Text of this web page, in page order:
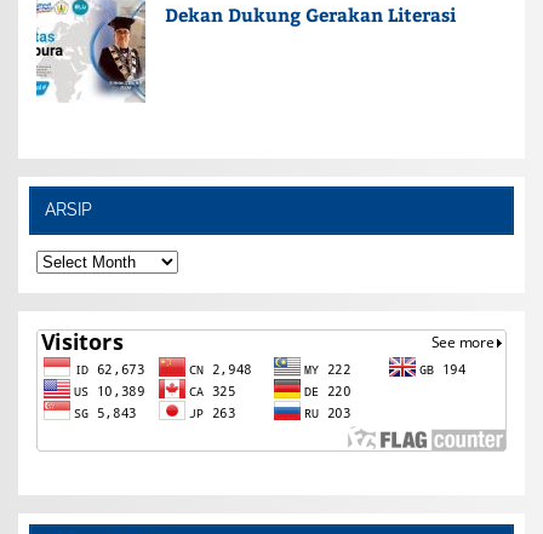
Dekan Dukung Gerakan Literasi
ARSIP
ARSIP